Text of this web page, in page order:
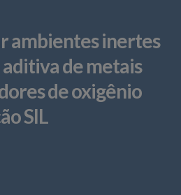
ambientes inertes
de metais
de oxigênio
SIL